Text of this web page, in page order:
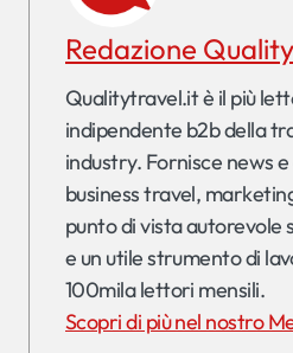
Redazione
Qualitytravel.it è il più letto web magazine
indipendente b2b della
industry. Fornisce news
business travel,
punto di vista autorevole
e un utile strumento di
100mila lettori mensili.
Scopri di più nel nostro